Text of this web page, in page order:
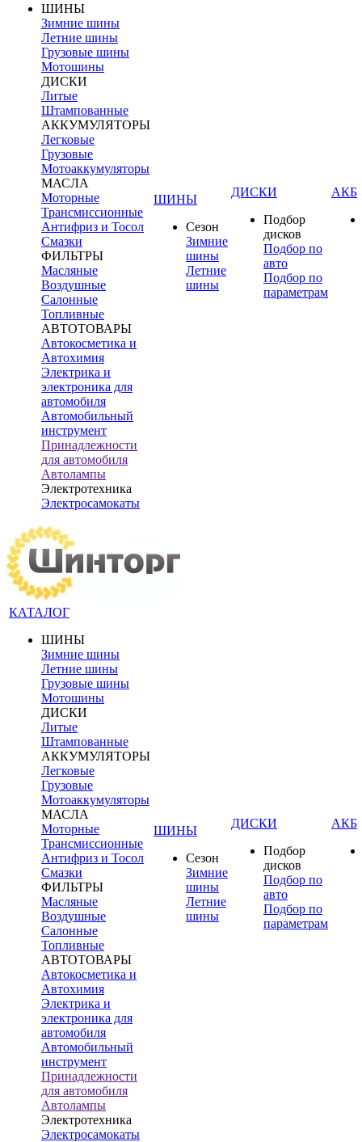
ШИНЫ
Зимние шины
Летние шины
Грузовые шины
Мотошины
ДИСКИ
Литые
Штампованные
АККУМУЛЯТОРЫ
Легковые
Грузовые
Мотоаккумуляторы
МАСЛА
Моторные
Трансмиссионные
Антифриз и Тосол
Смазки
ФИЛЬТРЫ
Масляные
Воздушные
Салонные
Топливные
АВТОТОВАРЫ
Автокосметика и
Автохимия
Электрика и
электроника для
автомобиля
Автомобильный
инструмент
Принадлежности
для автомобиля
Автолампы
Электротехника
Электросамокаты
ШИНЫ
Сезон
Зимние
шины
Летние
шины
ДИСКИ
Подбор
дисков
Подбор по
авто
Подбор по
параметрам
АКБ
КАТАЛОГ
ШИНЫ
Зимние шины
Летние шины
Грузовые шины
Мотошины
ДИСКИ
Литые
Штампованные
АККУМУЛЯТОРЫ
Легковые
Грузовые
Мотоаккумуляторы
МАСЛА
Моторные
Трансмиссионные
Антифриз и Тосол
Смазки
ФИЛЬТРЫ
Масляные
Воздушные
Салонные
Топливные
АВТОТОВАРЫ
Автокосметика и
Автохимия
Электрика и
электроника для
автомобиля
Автомобильный
инструмент
Принадлежности
для автомобиля
Автолампы
Электротехника
Электросамокаты
ШИНЫ
Сезон
Зимние
шины
Летние
шины
ДИСКИ
Подбор
дисков
Подбор по
авто
Подбор по
параметрам
АКБ